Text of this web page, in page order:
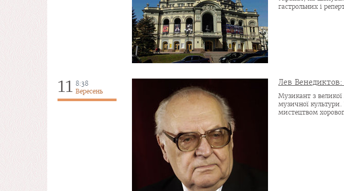
гастрольних і
11 8:38
Вересень
Лев
Музикант з великої
музичної культури.
мистецтвом